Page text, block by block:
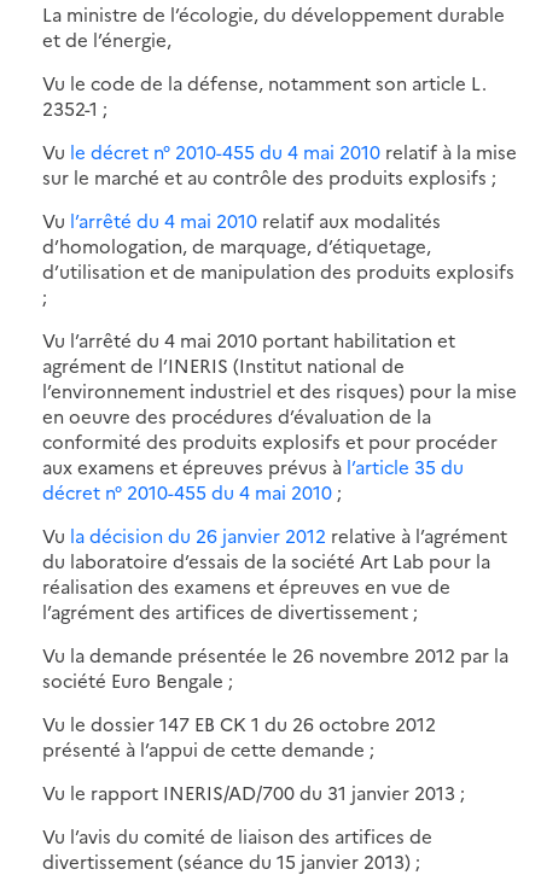
La ministre de l’écologie, du développement durable
et de l’énergie,
Vu le code de la défense, notamment son article L.
2352-1 ;
Vu le décret n° 2010-455 du 4 mai 2010 relatif à la mise
sur le marché et au contrôle des produits explosifs ;
Vu l’arrêté du 4 mai 2010 relatif aux modalités
d’homologation, de marquage, d’étiquetage,
d’utilisation et de manipulation des produits explosifs
;
Vu l’arrêté du 4 mai 2010 portant habilitation et
agrément de l’INERIS (Institut national de
l’environnement industriel et des risques) pour la mise
en oeuvre des procédures d’évaluation de la
conformité des produits explosifs et pour procéder
aux examens et épreuves prévus à l’article 35 du
décret n° 2010-455 du 4 mai 2010 ;
Vu la décision du 26 janvier 2012 relative à l’agrément
du laboratoire d’essais de la société Art Lab pour la
réalisation des examens et épreuves en vue de
l’agrément des artifices de divertissement ;
Vu la demande présentée le 26 novembre 2012 par la
société Euro Bengale ;
Vu le dossier 147 EB CK 1 du 26 octobre 2012
présenté à l’appui de cette demande ;
Vu le rapport INERIS/AD/700 du 31 janvier 2013 ;
Vu l’avis du comité de liaison des artifices de
divertissement (séance du 15 janvier 2013) ;